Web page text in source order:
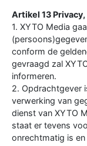
Artikel 13
1. XYTO Media
conform de
gevraagd zal
informeren.
2. Opdrachtgever
verwerking van
dienst van XYTO
staat er tevens
onrechtmatig is